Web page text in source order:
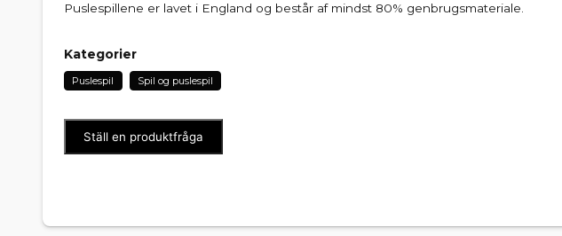
Puslespillene er lavet i England og består af mindst 80% genbrugsmateriale.
Kategorier
Puslespil Spil og puslespil
Ställ en produktfråga